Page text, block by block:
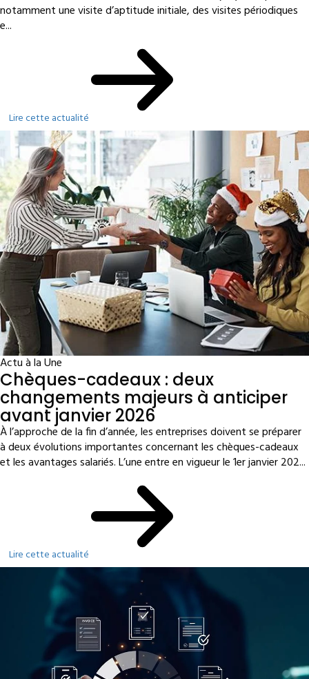
notamment une visite d’aptitude initiale, des visites périodiques
e...
Lire cette actualité
Actu à la Une
Chèques-cadeaux : deux
changements majeurs à anticiper
avant janvier 2026
À l’approche de la fin d’année, les entreprises doivent se préparer
à deux évolutions importantes concernant les chèques-cadeaux
et les avantages salariés. L’une entre en vigueur le 1er janvier 202...
Lire cette actualité